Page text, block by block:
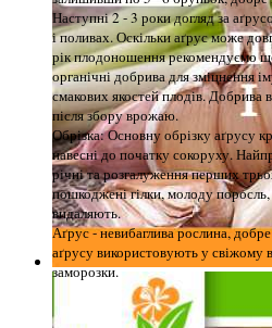
Наступні 2 - 3 роки догляд за
і поливах. Оскільки аґрус може
рік плодоношення рекомендуємо
органічні добрива для зміцнення
смакових якостей плодів. Добрива
після збору врожаю.
Обрізка: Основну обрізку аґрусу
навесні до початку сокоруху.
річні та розгалуження перших
пошкоджені гілки, молоду
видаляють.
Аґрус - невибаглива рослина,
аґрусу використовують у свіжому
заморозки.